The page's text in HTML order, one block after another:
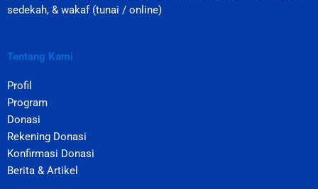
sedekah, & wakaf (tunai / online)
Tentang Kami
Profil
Program
Donasi
Rekening Donasi
Konfirmasi Donasi
Berita & Artikel